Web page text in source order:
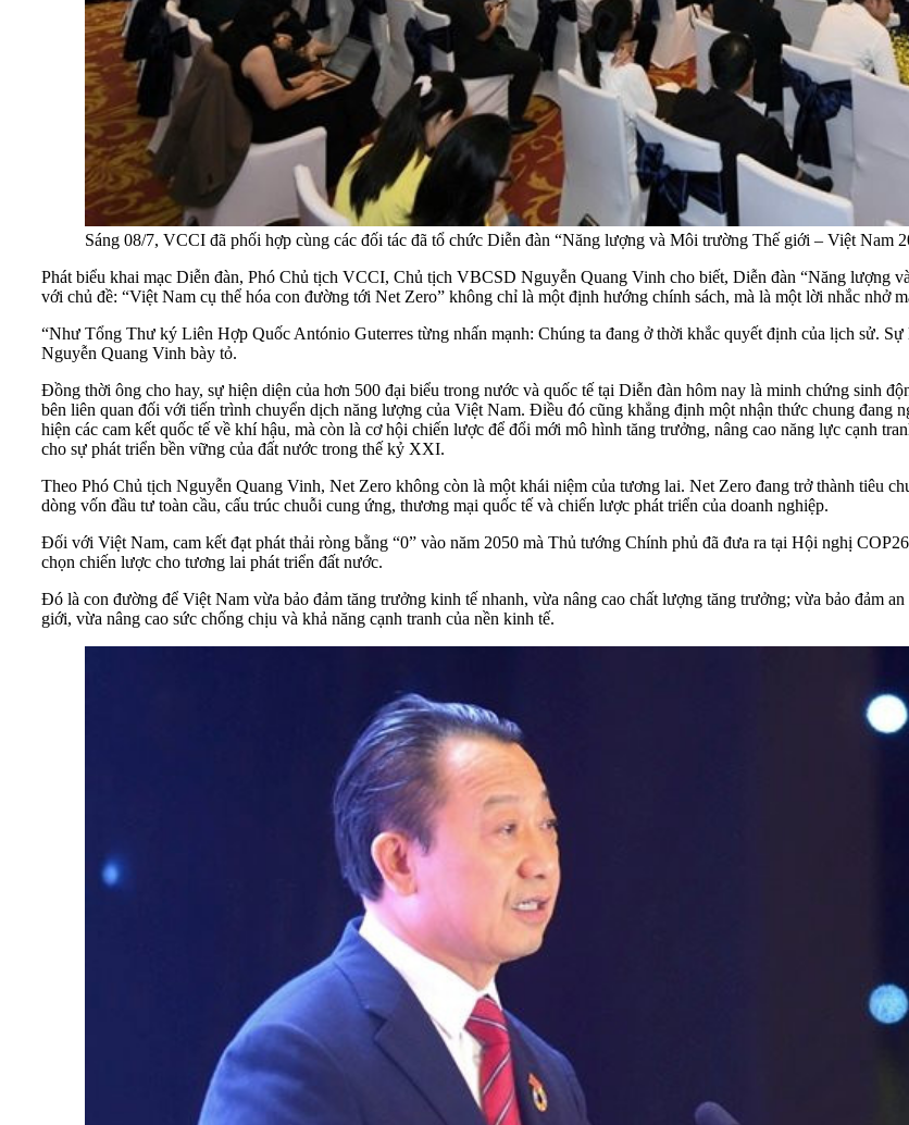
Sáng 08/7, VCCI đã phối hợp cùng các đối tác đã tổ chức Diễn đàn “Năng lượng và Môi trường Thế giới – Việt Nam
Phát biểu khai mạc Diễn đàn, Phó Chủ tịch VCCI, Chủ tịch VBCSD Nguyễn Quang Vinh cho biết, Diễn đàn “Năng lượng
với chủ đề: “Việt Nam cụ thể hóa con đường tới Net Zero” không chỉ là một định hướng chính sách, mà là một lời nhắc nhở
“Như Tổng Thư ký Liên Hợp Quốc António Guterres từng nhấn mạnh: Chúng ta đang ở thời khắc quyết định của lịch sử.
Nguyễn Quang Vinh bày tỏ.
Đồng thời ông cho hay, sự hiện diện của hơn 500 đại biểu trong nước và quốc tế tại Diễn đàn hôm nay là minh chứng sinh
bên liên quan đối với tiến trình chuyển dịch năng lượng của Việt Nam. Điều đó cũng khẳng định một nhận thức chung đang
hiện các cam kết quốc tế về khí hậu, mà còn là cơ hội chiến lược để đổi mới mô hình tăng trưởng, nâng cao năng lực cạnh
cho sự phát triển bền vững của đất nước trong thế kỷ XXI.
Theo Phó Chủ tịch Nguyễn Quang Vinh, Net Zero không còn là một khái niệm của tương lai. Net Zero đang trở thành tiêu
dòng vốn đầu tư toàn cầu, cấu trúc chuỗi cung ứng, thương mại quốc tế và chiến lược phát triển của doanh nghiệp.
Đối với Việt Nam, cam kết đạt phát thải ròng bằng “0” vào năm 2050 mà Thủ tướng Chính phủ đã đưa ra tại Hội nghị
chọn chiến lược cho tương lai phát triển đất nước.
Đó là con đường để Việt Nam vừa bảo đảm tăng trưởng kinh tế nhanh, vừa nâng cao chất lượng tăng trưởng; vừa bảo đảm
giới, vừa nâng cao sức chống chịu và khả năng cạnh tranh của nền kinh tế.